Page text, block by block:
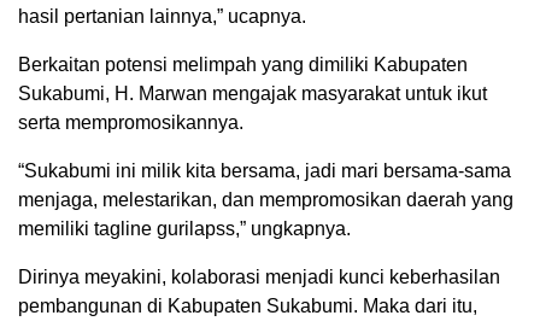
hasil pertanian lainnya,” ucapnya.
Berkaitan potensi melimpah yang dimiliki Kabupaten
Sukabumi, H. Marwan mengajak masyarakat untuk ikut
serta mempromosikannya.
“Sukabumi ini milik kita bersama, jadi mari bersama-sama
menjaga, melestarikan, dan mempromosikan daerah yang
memiliki tagline gurilapss,” ungkapnya.
Dirinya meyakini, kolaborasi menjadi kunci keberhasilan
pembangunan di Kabupaten Sukabumi. Maka dari itu,